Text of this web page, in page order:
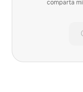
comparta